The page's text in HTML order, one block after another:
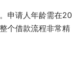
申请人年龄需在
个借款流程非常精